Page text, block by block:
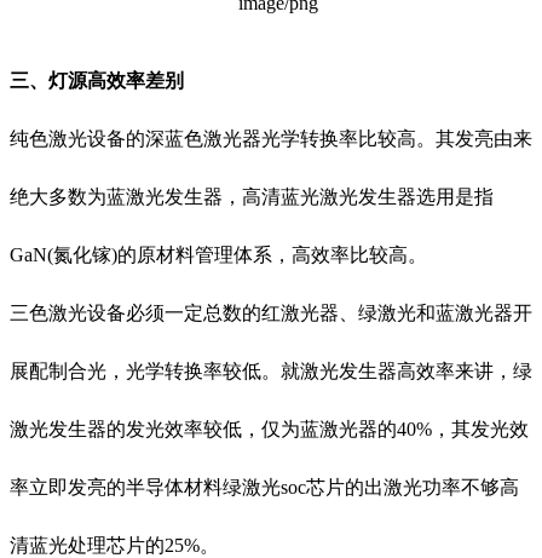
三、灯源高效率差别
纯色激光设备的深蓝色激光器光学转换率比较高。其发亮由来
绝大多数为蓝激光发生器，高清蓝光激光发生器选用是指
GaN(氮化镓)的原材料管理体系，高效率比较高。
三色激光设备必须一定总数的红激光器、绿激光和蓝激光器开
展配制合光，光学转换率较低。就激光发生器高效率来讲，绿
激光发生器的发光效率较低，仅为蓝激光器的40%，其发光效
率立即发亮的半导体材料绿激光soc芯片的出激光功率不够高
清蓝光处理芯片的25%。